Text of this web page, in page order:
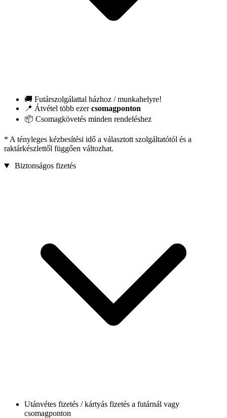
🚚 Futárszolgálattal házhoz / munkahelyre!
📍 Átvétel több ezercsomagponton
📦 Csomagkövetés minden rendeléshez
* A tényleges kézbesítési idő a választott szolgáltatótól és a
raktárkészlettől függően változhat.
Biztonságos fizetés
Utánvétes fizetés / kártyás fizetés a futárnál vagy
csomagponton